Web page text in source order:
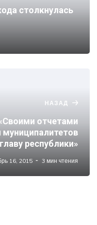
столкнулась
НАЗАД
отчетами
муниципалитетов
республики»
16, 2015 3 мин чтения